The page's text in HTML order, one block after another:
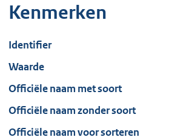
Kenmerken
Identifier
Waarde
Officiële naam met soort
Officiële naam zonder soort
Officiële naam voor sorteren